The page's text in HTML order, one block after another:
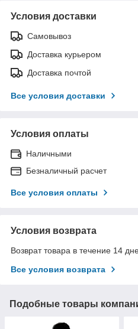
Условия доставки
Самовывоз
Доставка курьером
Доставка почтой
Все условия доставки
Условия оплаты
Наличными
Безналичный расчет
Все условия оплаты
Условия возврата
Возврат товара в течение 14
Все условия возврата
Подобные товары